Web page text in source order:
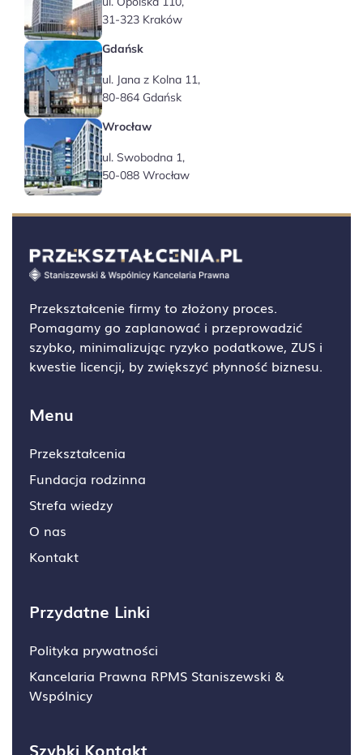
31-323 Kraków
Gdańsk
ul. Jana z Kolna 11,
80-864 Gdańsk
Wrocław
ul. Swobodna 1,
50-088 Wrocław
Przekształcenie firmy to złożony proces.
Pomagamy go zaplanować i przeprowadzić
szybko, minimalizując ryzyko podatkowe, ZUS i
kwestie licencji, by zwiększyć płynność biznesu.
Menu
Przekształcenia
Fundacja rodzinna
Strefa wiedzy
O nas
Kontakt
Przydatne Linki
Polityka prywatności
Kancelaria Prawna RPMS Staniszewski &
Wspólnicy
Szybki Kontakt